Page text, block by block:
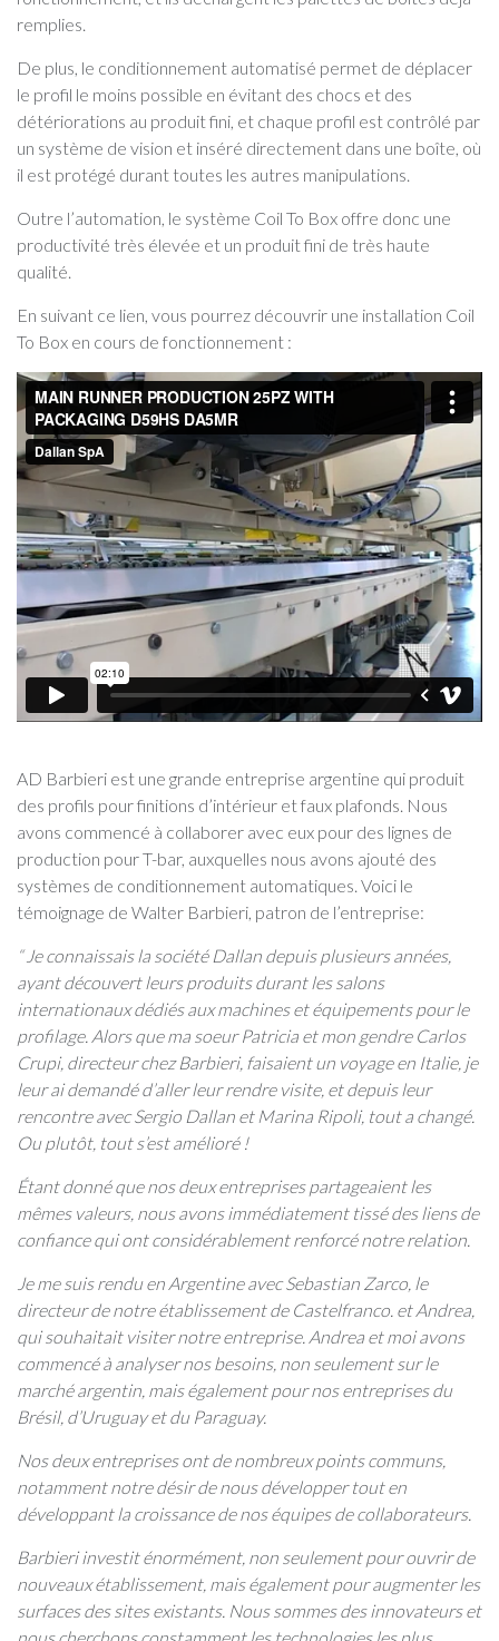
remplies.
De plus, le conditionnement automatisé permet de déplacer
le profil le moins possible en évitant des chocs et des
détériorations au produit fini, et chaque profil est contrôlé par
un système de vision et inséré directement dans une boîte, où
il est protégé durant toutes les autres manipulations.
Outre l’automation, le système Coil To Box offre donc une
productivité très élevée et un produit fini de très haute
qualité.
En suivant ce lien, vous pourrez découvrir une installation Coil
To Box en cours de fonctionnement :
AD Barbieri est une grande entreprise argentine qui produit
des profils pour finitions d’intérieur et faux plafonds. Nous
avons commencé à collaborer avec eux pour des lignes de
production pour T-bar, auxquelles nous avons ajouté des
systèmes de conditionnement automatiques. Voici le
témoignage de Walter Barbieri, patron de l’entreprise:
“ Je connaissais la société Dallan depuis plusieurs années,
ayant découvert leurs produits durant les salons
internationaux dédiés aux machines et équipements pour le
profilage. Alors que ma soeur Patricia et mon gendre Carlos
Crupi, directeur chez Barbieri, faisaient un voyage en Italie, je
leur ai demandé d’aller leur rendre visite, et depuis leur
rencontre avec Sergio Dallan et Marina Ripoli, tout a changé.
Ou plutôt, tout s’est amélioré !
Étant donné que nos deux entreprises partageaient les
mêmes valeurs, nous avons immédiatement tissé des liens de
confiance qui ont considérablement renforcé notre relation.
Je me suis rendu en Argentine avec Sebastian Zarco, le
directeur de notre établissement de Castelfranco. et Andrea,
qui souhaitait visiter notre entreprise. Andrea et moi avons
commencé à analyser nos besoins, non seulement sur le
marché argentin, mais également pour nos entreprises du
Brésil, d’Uruguay et du Paraguay.
Nos deux entreprises ont de nombreux points communs,
notamment notre désir de nous développer tout en
développant la croissance de nos équipes de collaborateurs.
Barbieri investit énormément, non seulement pour ouvrir de
nouveaux établissement, mais également pour augmenter les
surfaces des sites existants. Nous sommes des innovateurs et
nous cherchons constamment les technologies les plus